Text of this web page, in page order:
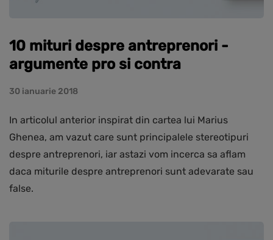
10 mituri despre antreprenori -
argumente pro si contra
30 ianuarie 2018
In articolul anterior inspirat din cartea lui Marius
Ghenea, am vazut care sunt principalele stereotipuri
despre antreprenori, iar astazi vom incerca sa aflam
daca miturile despre antreprenori sunt adevarate sau
false.